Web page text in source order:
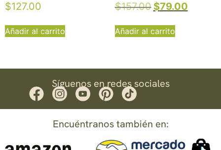
$127.00
Añadir al carrito
$157.00 $79.00
Añadir al carrito
Síguenos en redes sociales
Encuéntranos también en: